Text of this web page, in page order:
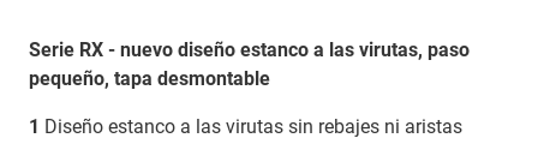
Serie RX - nuevo diseño estanco a las virutas, paso
pequeño, tapa desmontable
1 Diseño estanco a las virutas sin rebajes ni aristas